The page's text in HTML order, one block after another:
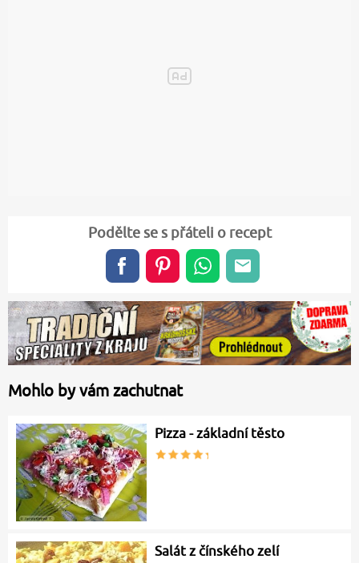
Podělte se s přáteli o recept
Mohlo by vám zachutnat
Pizza - základní těsto
Salát z čínského zelí